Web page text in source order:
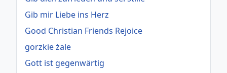
Gib mir Liebe ins Herz
Good Christian Friends Rejoice
gorzkie żale
Gott ist gegenwärtig